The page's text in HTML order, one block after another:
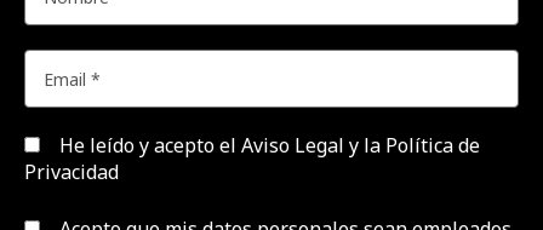
He leído y acepto el Aviso Legal y la Política de
Privacidad
Campañas
Empresas y Negocios
Festivales y premios
Formación y estudios
Targets
Privacidad